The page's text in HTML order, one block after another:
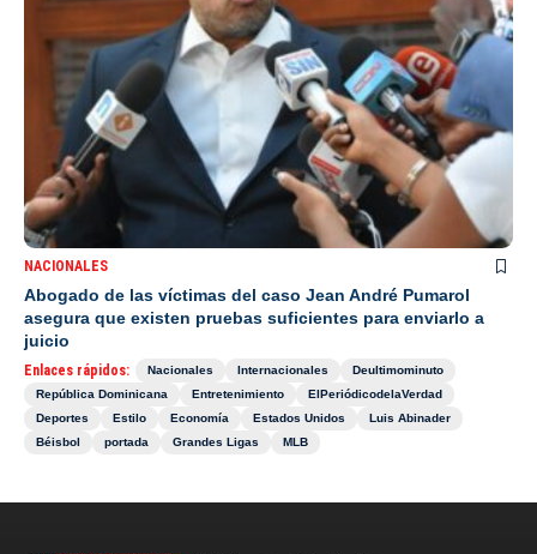
NACIONALES
Abogado de las víctimas del caso Jean André Pumarol
asegura que existen pruebas suficientes para enviarlo a
juicio
Enlaces rápidos: Nacionales Internacionales
Deultimominuto
República Dominicana
Entretenimiento
ElPeriódicodelaVerdad
Deportes
Estilo Economía Estados Unidos
Luis Abinader
Béisbol
portada Grandes Ligas MLB